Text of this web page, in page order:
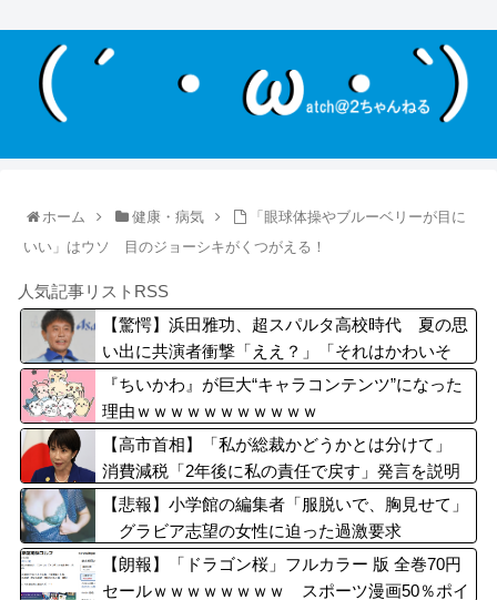
ホーム 健康・病気
「眼球体操やブルーベリーが目に
いい」はウソ 目のジョーシキがくつがえる！
人気記事リストRSS
【驚愕】浜田雅功、超スパルタ高校時代 夏の思
い出に共演者衝撃「ええ？」「それはかわいそ
う」
『ちいかわ』が巨大“キャラコンテンツ”になった
理由ｗｗｗｗｗｗｗｗｗｗｗ
【高市首相】「私が総裁かどうかとは分けて」
消費減税「2年後に私の責任で戻す」発言を説明
【悲報】小学館の編集者「服脱いで、胸見せて」
グラビア志望の女性に迫った過激要求
【朗報】「ドラゴン桜」フルカラー 版 全巻70円
セールｗｗｗｗｗｗｗｗ スポーツ漫画50％ポイ